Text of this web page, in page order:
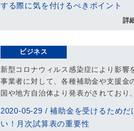
する際に気を付けるべきポイント
詳
ビジネス
新型コロナウィルス感染症により影響
事業者に対して、各種補助金や支援金
国や地方自治体より発表がされてお
2020-05-29 /補助金を受けるためだ
い！月次試算表の重要性